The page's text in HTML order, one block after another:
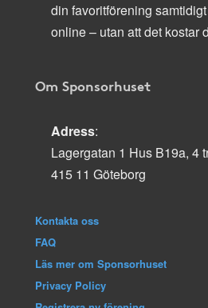
din favoritförening
online – utan att det kostar
Om Sponsorhuset
Adress:
Lagergatan 1 Hus B19a, 4
415 11 Göteborg
Kontakta oss
FAQ
Läs mer om Sponsorhuset
Privacy Policy